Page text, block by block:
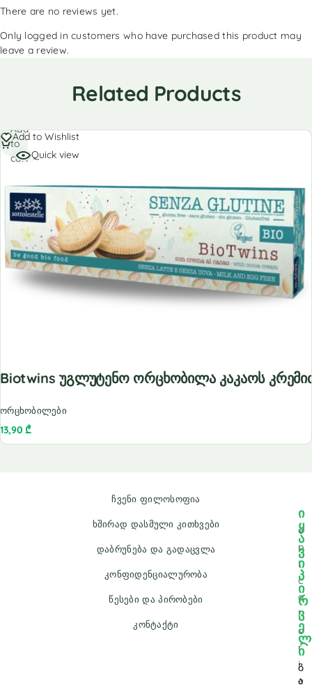
There are no reviews yet.
Only logged in customers who have purchased this product may
leave a review.
Related Products
Add to Wishlist
Quick view
Biotwins Უგლუტენო Ორცხობილა Კაკაოს
ორცხობილები
13,90₾
Add
to
cart
ჩვენი ფილოსოფია
ხშირად დასმული კითხვები
დაბრუნება და გადაცვლა
კონფიდენციალურობა
წესები და პირობები
კონტაქტი
e
p
i
c
a
l
o
r
i
e
ი
ყ
ა
ვ
ი
პ
ი
რ
ვ
ე
ლ
ი
გ
ა